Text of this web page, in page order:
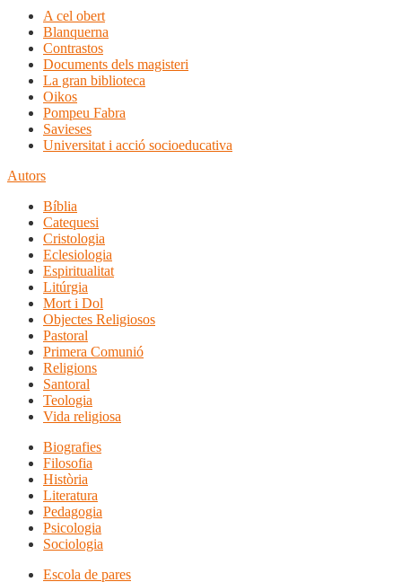
A cel obert
Blanquerna
Contrastos
Documents dels magisteri
La gran biblioteca
Oikos
Pompeu Fabra
Savieses
Universitat i acció socioeducativa
Autors
Bíblia
Catequesi
Cristologia
Eclesiologia
Espiritualitat
Litúrgia
Mort i Dol
Objectes Religiosos
Pastoral
Primera Comunió
Religions
Santoral
Teologia
Vida religiosa
Biografies
Filosofia
Història
Literatura
Pedagogia
Psicologia
Sociologia
Escola de pares